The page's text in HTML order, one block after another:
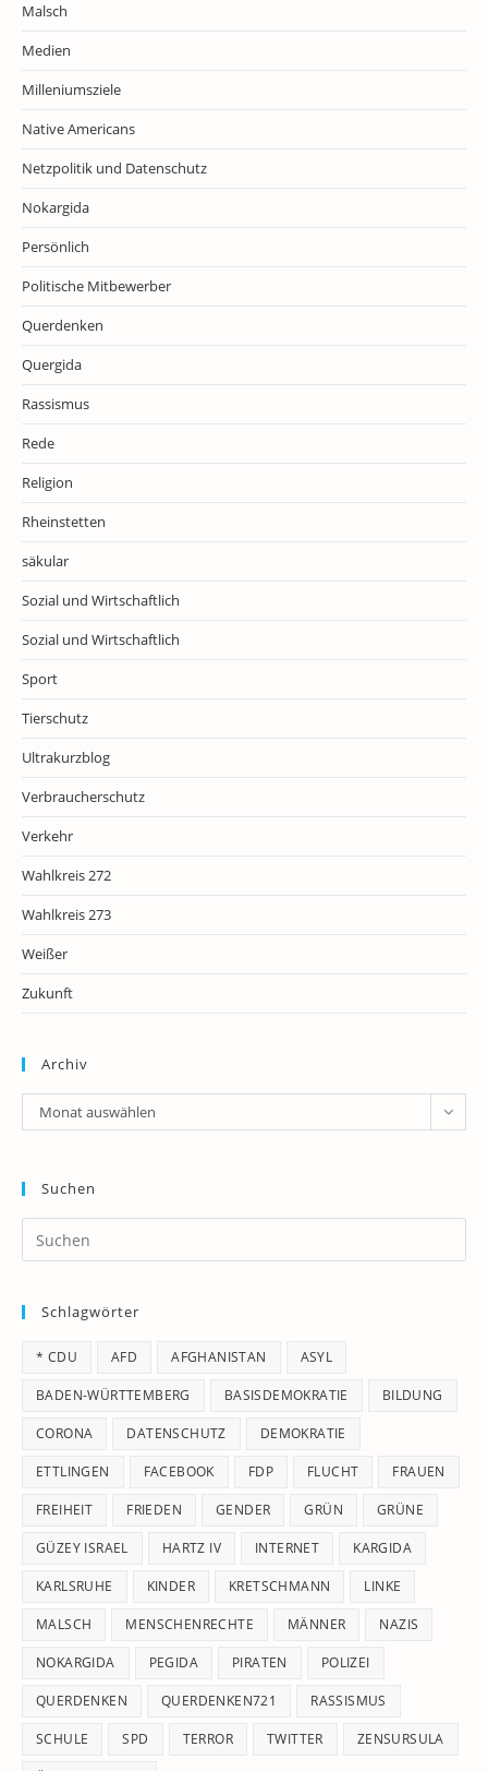
Malsch
Medien
Milleniumsziele
Native Americans
Netzpolitik und Datenschutz
Nokargida
Persönlich
Politische Mitbewerber
Querdenken
Quergida
Rassismus
Rede
Religion
Rheinstetten
säkular
Sozial und Wirtschaftlich
Sozial und Wirtschaftlich
Sport
Tierschutz
Ultrakurzblog
Verbraucherschutz
Verkehr
Wahlkreis 272
Wahlkreis 273
Weißer
Zukunft
Archiv
Archiv
Monat auswählen
Suchen
Schlagwörter
* CDU AFD AFGHANISTAN ASYL
BADEN-WÜRTTEMBERG BASISDEMOKRATIE BILDUNG
CORONA DATENSCHUTZ DEMOKRATIE
ETTLINGEN FACEBOOK FDP FLUCHT FRAUEN
FREIHEIT FRIEDEN GENDER GRÜN GRÜNE
GÜZEY ISRAEL HARTZ IV INTERNET KARGIDA
KARLSRUHE KINDER KRETSCHMANN LINKE
MALSCH MENSCHENRECHTE MÄNNER NAZIS
NOKARGIDA PEGIDA PIRATEN POLIZEI
QUERDENKEN QUERDENKEN721 RASSISMUS
SCHULE SPD TERROR TWITTER ZENSURSULA